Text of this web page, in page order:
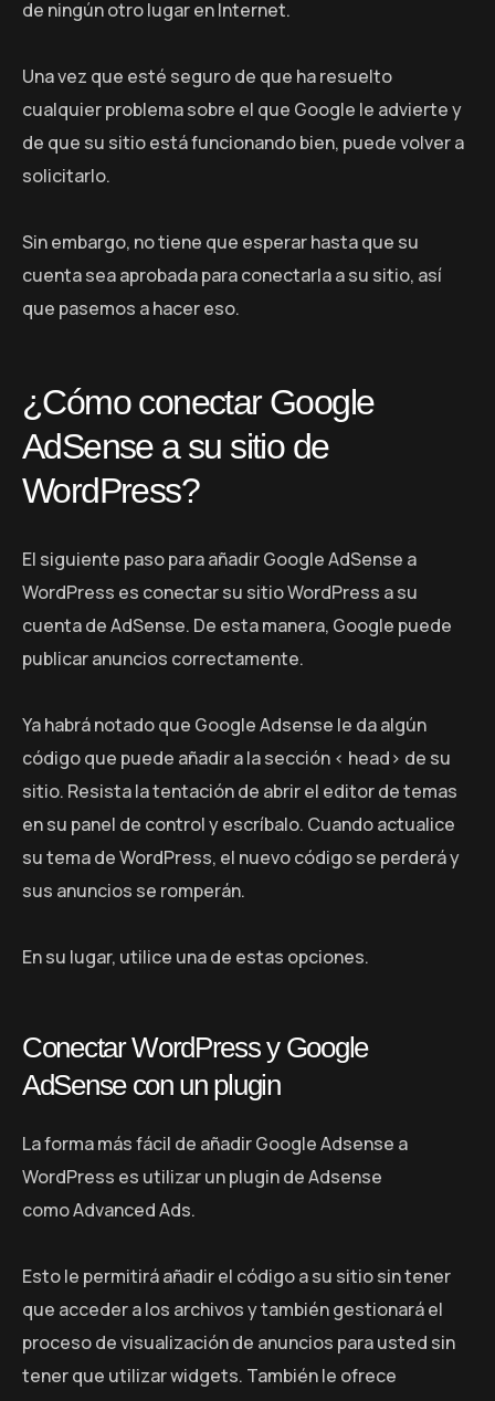
de ningún otro lugar en Internet.
Una vez que esté seguro de que ha resuelto
cualquier problema sobre el que Google le advierte y
de que su sitio está funcionando bien, puede volver a
solicitarlo.
Sin embargo, no tiene que esperar hasta que su
cuenta sea aprobada para conectarla a su sitio, así
que pasemos a hacer eso.
¿Cómo conectar Google
AdSense a su sitio de
WordPress?
El siguiente paso para añadir Google AdSense a
WordPress es conectar su sitio WordPress a su
cuenta de AdSense. De esta manera, Google puede
publicar anuncios correctamente.
Ya habrá notado que Google Adsense le da algún
código que puede añadir a la sección < head> de su
sitio. Resista la tentación de abrir el editor de temas
en su panel de control y escríbalo. Cuando actualice
su tema de WordPress, el nuevo código se perderá y
sus anuncios se romperán.
En su lugar, utilice una de estas opciones.
Conectar WordPress y Google
AdSense con un plugin
La forma más fácil de añadir Google Adsense a
WordPress es utilizar un plugin de Adsense
como Advanced Ads.
Esto le permitirá añadir el código a su sitio sin tener
que acceder a los archivos y también gestionará el
proceso de visualización de anuncios para usted sin
tener que utilizar widgets. También le ofrece